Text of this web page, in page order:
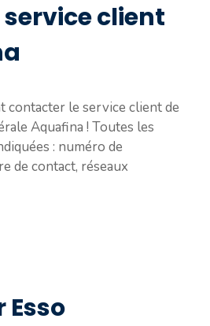
client
contacter le service client de
Aquafina ! Toutes les
: numéro de
de contact, réseaux